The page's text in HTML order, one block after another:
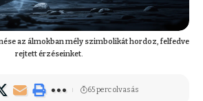
az álmokban mély szimbolikát hordoz, felfedve
rejtett érzéseinket.
65 perc olvasás